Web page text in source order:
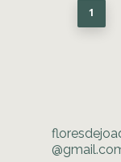
1